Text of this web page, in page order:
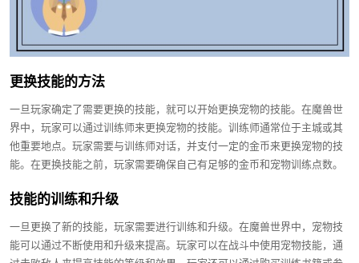
更换技能的方法
一旦玩家确定了需要更换的技能，就可以开始更换宠物的技能。在魔兽世
界中，玩家可以通过训练师来更换宠物的技能。训练师通常位于主城或其
他重要地点。玩家需要与训练师对话，并支付一定的金币来更换宠物的技
能。在更换技能之前，玩家需要确保自己有足够的金币和宠物训练点数。
技能的训练和升级
一旦更换了新的技能，玩家需要进行训练和升级。在魔兽世界中，宠物技
能可以通过不断使用和升级来提高。玩家可以在战斗中使用宠物技能，通